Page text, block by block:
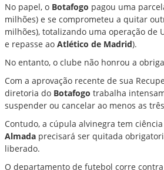
No papel, o Botafogo pagou uma
milhões) e se comprometeu a quitar
milhões), totalizando uma operação de
e repasse ao Atlético de Madrid).
No entanto, o clube não honrou a
Com a aprovação recente de sua
diretoria do Botafogo trabalha
suspender ou cancelar ao menos as
Contudo, a cúpula alvinegra tem
Almada precisará ser quitada
liberado.
O departamento de futebol corre